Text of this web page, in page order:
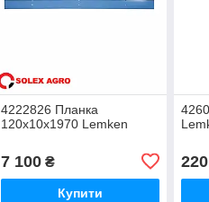
4222826 Планка
120x10x1970 Lemken
7 100₴
Купити
220